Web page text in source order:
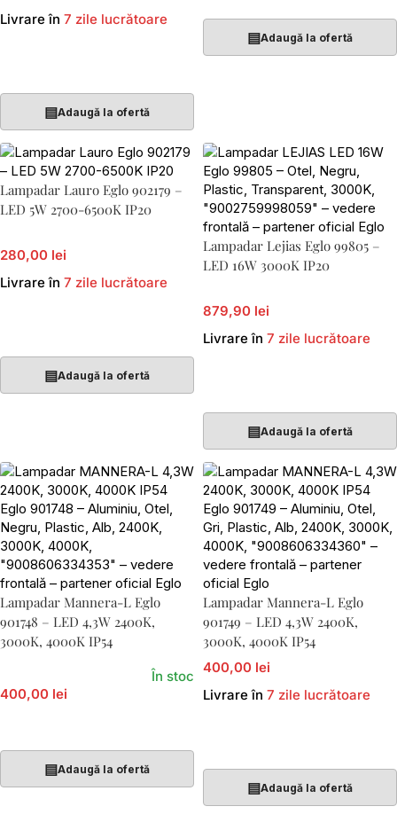
Livrare în 7 zile lucrătoare
▤Adaugă la ofertă
▤Adaugă la ofertă
Lampadar Lauro Eglo 902179 –
LED 5W 2700-6500K IP20
280,00 lei
Livrare în 7 zile lucrătoare
▤Adaugă la ofertă
Lampadar Lejias Eglo 99805 –
LED 16W 3000K IP20
879,90 lei
Livrare în 7 zile lucrătoare
▤Adaugă la ofertă
Lampadar Mannera-L Eglo
901748 – LED 4,3W 2400K,
3000K, 4000K IP54
400,00 lei
În stoc
▤Adaugă la ofertă
Lampadar Mannera-L Eglo
901749 – LED 4,3W 2400K,
3000K, 4000K IP54
400,00 lei
Livrare în 7 zile lucrătoare
▤Adaugă la ofertă